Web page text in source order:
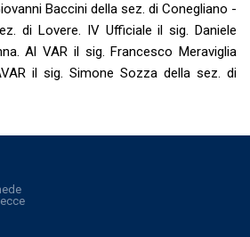
Baccini della sez. di Conegliano -
di Lovere. IV Ufficiale il sig. Daniele
Al VAR il sig. Francesco Meraviglia
il sig. Simone Sozza della sez. di